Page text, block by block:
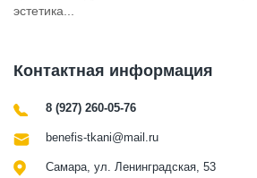
эстетика...
Контактная информация
8 (927) 260-05-76
benefis-tkani@mail.ru
Самара, ул. Ленинградская, 53